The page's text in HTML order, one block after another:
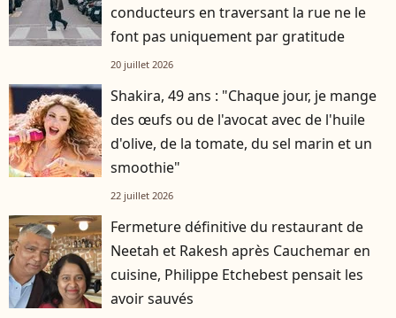
conducteurs en traversant la rue ne le
font pas uniquement par gratitude
20 juillet 2026
Shakira, 49 ans : "Chaque jour, je mange
des œufs ou de l'avocat avec de l'huile
d'olive, de la tomate, du sel marin et un
smoothie"
22 juillet 2026
Fermeture définitive du restaurant de
Neetah et Rakesh après Cauchemar en
cuisine, Philippe Etchebest pensait les
avoir sauvés